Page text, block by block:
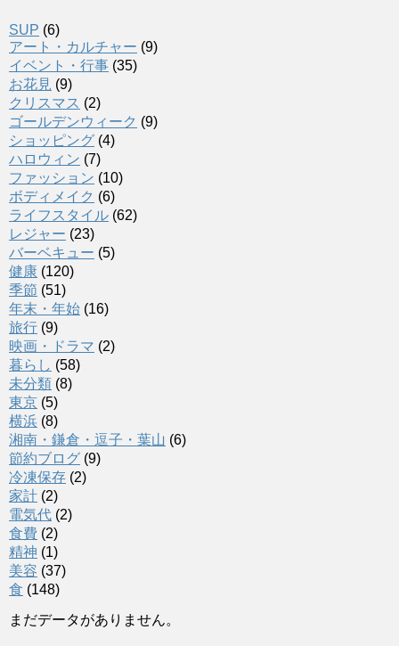
SUP (6)
アート・カルチャー (9)
イベント・行事 (35)
お花見 (9)
クリスマス (2)
ゴールデンウィーク (9)
ショッピング (4)
ハロウィン (7)
ファッション (10)
ボディメイク (6)
ライフスタイル (62)
レジャー (23)
バーベキュー (5)
健康 (120)
季節 (51)
年末・年始 (16)
旅行 (9)
映画・ドラマ (2)
暮らし (58)
未分類 (8)
東京 (5)
横浜 (8)
湘南・鎌倉・逗子・葉山 (6)
節約ブログ (9)
冷凍保存 (2)
家計 (2)
電気代 (2)
食費 (2)
精神 (1)
美容 (37)
食 (148)
まだデータがありません。